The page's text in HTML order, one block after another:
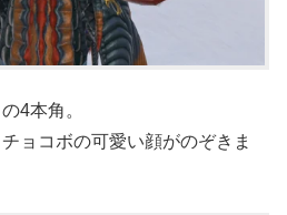
4本角。
ョコボの可愛い顔がのぞきま